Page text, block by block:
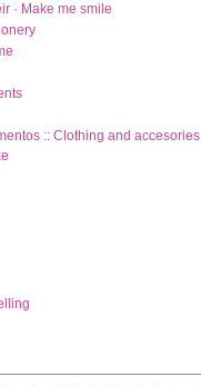
· Make me smile
:: Clothing and accesories